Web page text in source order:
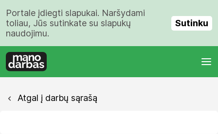
Portale įdiegti slapukai. Naršydami
toliau, Jūs sutinkate su slapukų
naudojimu.
Sutinku
Atgal į darbų sąrašą